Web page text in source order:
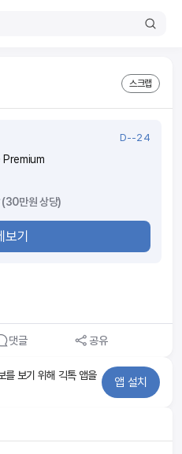
스크랩
D--24
Premium
만원 상당)
보기
댓글 공유
를 보기 위해 긱톡 앱을
앱 설치